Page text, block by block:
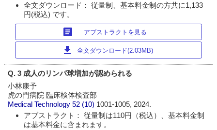
全文ダウンロード： 従量制、基本料金制の方共に1,133
円(税込) です。
article アブストラクトを見る
download 全文ダウンロード(2.03MB)
Q. 3 成人のリンパ球増加が認められる
小林康予
虎の門病院 臨床検体検査部
Medical Technology 52 (10) 1001-1005, 2024.
アブストラクト： 従量制は110円（税込）、基本料金制
は基本料金に含まれます。